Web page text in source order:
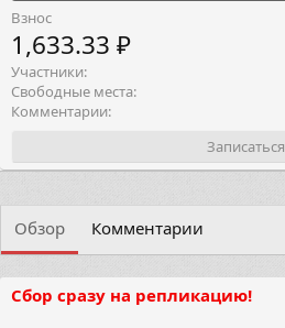
Взнос
1,633.33 ₽
Участники
Свободные места
Комментарии
Записаться
Обзор Комментарии
Сбор сразу на репликацию!